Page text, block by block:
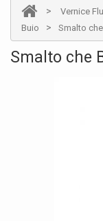
> Vernice
Buio
> Smalto
Smalto che